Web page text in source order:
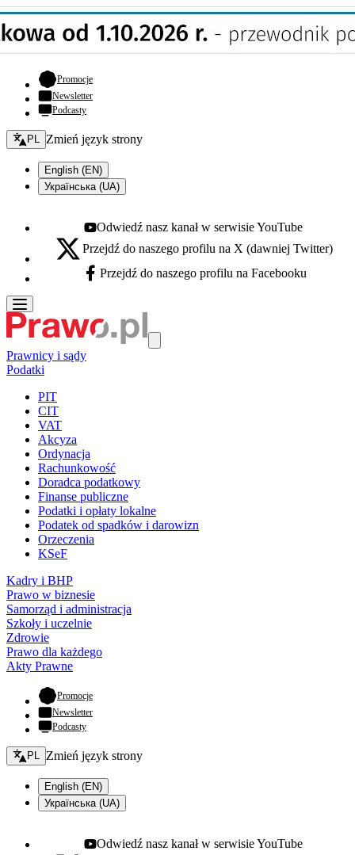
Promocje- otwiera się w nowej karcie
Newsletter
Podcasty
Zmień język - bieżący:
PL Zmień język strony
English (EN)
Українська (UA)
Youtube - otwiera się w nowej karcie
Odwiedź nasz kanał w serwisie YouTube
X - otwiera się w nowej karcie
Przejdź do naszego profilu na X (dawniej Twitter)
Facebook - otwiera się w nowej karcie
Przejdź do naszego profilu na Facebooku
Prawnicy i sądy
Podatki
PIT
CIT
VAT
Akcyza
Ordynacja
Rachunkowość
Doradca podatkowy
Finanse publiczne
Podatki i opłaty lokalne
Podatek od spadków i darowizn
Orzeczenia
KSeF
Kadry i BHP
Prawo w biznesie
Samorząd i administracja
Szkoły i uczelnie
Zdrowie
Prawo dla każdego
Akty Prawne
Promocje- otwiera się w nowej karcie
Newsletter
Podcasty
Zmień język - bieżący:
PL Zmień język strony
English (EN)
Українська (UA)
Youtube - otwiera się w nowej karcie
Odwiedź nasz kanał w serwisie YouTube